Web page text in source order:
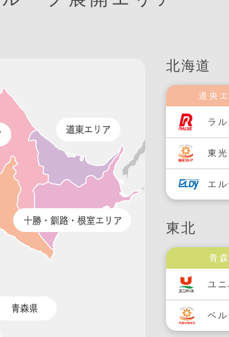
北海道
道央
ラル
東
エル
東北
青
ユ
ベ